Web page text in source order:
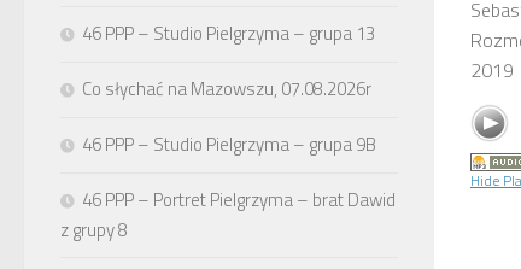
2019
Hide
46 PPP – Studio Pielgrzyma – grupa 13
Co słychać na Mazowszu, 07.08.2026r
46 PPP – Studio Pielgrzyma – grupa 9B
46 PPP – Portret Pielgrzyma – brat Dawid
z grupy 8